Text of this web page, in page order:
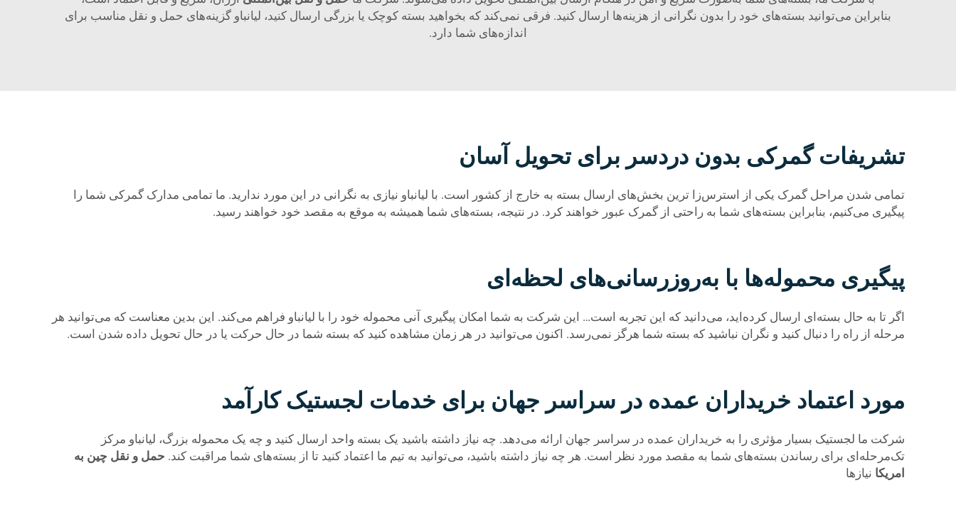
بنابراین می‌توانید بسته‌های خود را بدون نگرانی از هزینه‌ها ارسال کنید. فرقی نمی‌کند که بخواهید بسته کوچک یا بزرگی ارسال کنید، لیانباو گزینه‌های حمل و نقل مناسب برای
اندازه‌های شما دارد.
تشریفات گمرکی بدون دردسر برای تحویل آسان
تمامی شدن مراحل گمرک یکی از استرس‌زا ترین بخش‌های ارسال بسته به خارج از کشور است. با لیانباو نیازی به نگرانی در این مورد ندارید. ما تمامی مدارک گمرکی شما را
پیگیری می‌کنیم، بنابراین بسته‌های شما به راحتی از گمرک عبور خواهند کرد. در نتیجه، بسته‌های شما همیشه به موقع به مقصد خود خواهند رسید.
پیگیری محموله‌ها با به‌روزرسانی‌های لحظه‌ای
اگر تا به حال بسته‌ای ارسال کرده‌اید، می‌دانید که این تجربه است… این شرکت به شما امکان پیگیری آنی محموله خود را با لیانباو فراهم می‌کند. این بدین معناست که می‌توانید هر
مرحله از راه را دنبال کنید و نگران نباشید که بسته شما هرگز نمی‌رسد. اکنون می‌توانید در هر زمان مشاهده کنید که بسته شما در حال حرکت یا در حال تحویل داده شدن است.
مورد اعتماد خریداران عمده در سراسر جهان برای خدمات لجستیک کارآمد
شرکت ما لجستیک بسیار مؤثری را به خریداران عمده در سراسر جهان ارائه می‌دهد. چه نیاز داشته باشید یک بسته واحد ارسال کنید و چه یک محموله بزرگ، لیانباو مرکز
تک‌مرحله‌ای برای رساندن بسته‌های شما به مقصد مورد نظر است. هر چه نیاز داشته باشید، می‌توانید به تیم ما اعتماد کنید تا از بسته‌های شما مراقبت کند. حمل و نقل چین به
امریکا نیازها